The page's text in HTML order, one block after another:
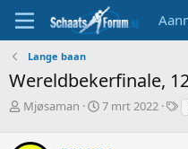
Lange baan
Wereldbekerfinale,
T
Mjøsaman
S
7 mrt 2022
T